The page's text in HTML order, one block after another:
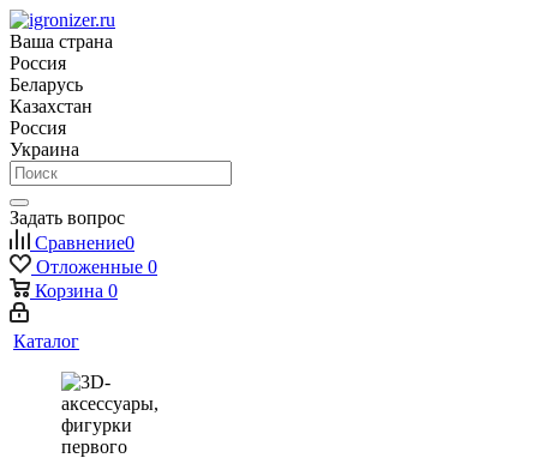
Ваша страна
Россия
Беларусь
Казахстан
Россия
Украина
Задать вопрос
Сравнение0
Отложенные 0
Корзина 0
Каталог